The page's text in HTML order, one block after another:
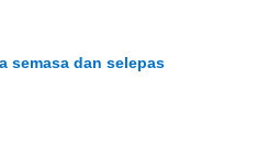
semasa dan selepas